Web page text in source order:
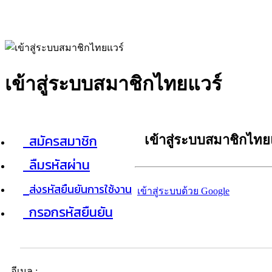
เข้าสู่ระบบสมาชิกไทยแวร์
สมัครสมาชิก
ลืมรหัสผ่าน
ส่งรหัสยืนยันการใช้งาน
กรอกรหัสยืนยัน
เข้าสู่ระบบสมาชิกไท
เข้าสู่ระบบด้วย Google